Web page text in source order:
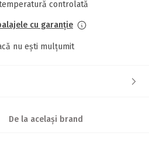
controlată
cu garanție
nu ești mulțumit
De la același brand